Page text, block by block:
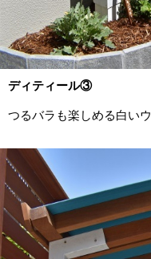
ディティール③
つるバラも楽しめる白い